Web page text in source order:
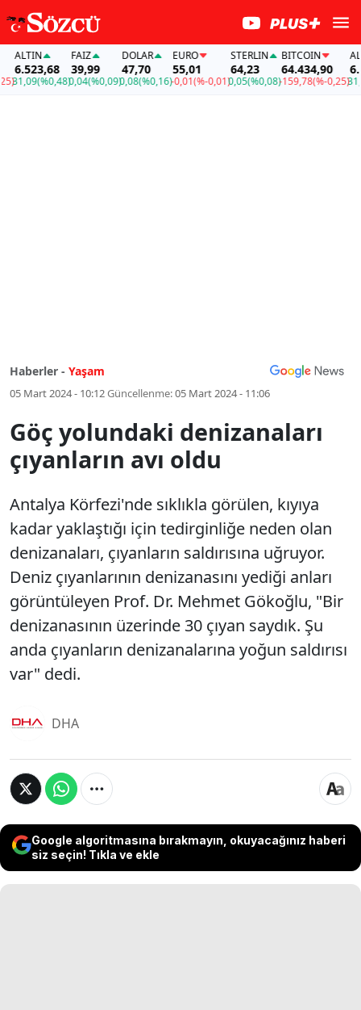
(%0,48)
39,99
0,04(%0,09)
DOLAR
47,70
0,08(%0,16)
EURO
55,01
-0,01(%-0,01)
STERLIN
64,23
0,05(%0,08)
BITCOIN
64.434,90
-159,78(%-0,25)
ALTIN
31,09
Haberler - Yaşam
05 Mart 2024 - 10:12Güncellenme:05 Mart 2024 - 11:06
Göç yolundaki denizanaları
çıyanların avı oldu
Antalya Körfezi'nde sıklıkla görülen, kıyıya
kadar yaklaştığı için tedirginliğe neden olan
denizanaları, çıyanların saldırısına uğruyor.
Deniz çıyanlarının denizanasını yediği anları
görüntüleyen Prof. Dr. Mehmet Gökoğlu, "Bir
denizanasının üzerinde 30 çıyan saydık. Şu
anda çıyanların denizanalarına yoğun saldırısı
var" dedi.
DHA
Google algoritmasına bırakmayın, okuyacağınız haberi
siz seçin! Tıkla ve ekle